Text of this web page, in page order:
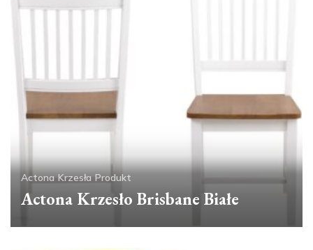
Actona Krzesła Produkt
Actona Krzesło Brisbane Białe